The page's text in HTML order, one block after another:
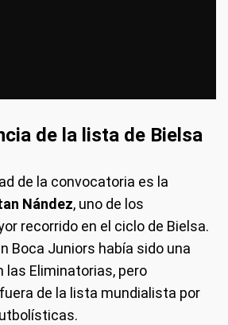
de la lista de Bielsa
de la convocatoria es la
Nández, uno de los
recorrido en el ciclo de Bielsa.
Boca Juniors había sido una
las Eliminatorias, pero
de la lista mundialista por